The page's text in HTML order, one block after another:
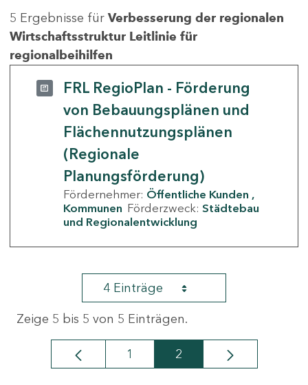
5 Ergebnisse für Verbesserung der regionalen
Wirtschaftsstruktur Leitlinie für
regionalbeihilfen
FRL RegioPlan - Förderung
von Bebauungsplänen und
Flächennutzungsplänen
(Regionale
Planungsförderung)
Fördernehmer: Öffentliche Kunden
Kommunen Förderzweck: Städtebau
und Regionalentwicklung
4 Einträge
Zeige 5 bis 5 von 5 Einträgen.
Seite
1 Seite
2